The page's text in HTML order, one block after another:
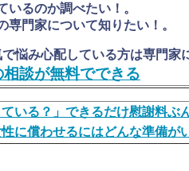
いるのか調べたい！。
専門家について知りたい！。
悩み心配している方は専門家
談が無料でできる
いる？」できるだけ慰謝料ぶ
に償わせるにはどんな準備が